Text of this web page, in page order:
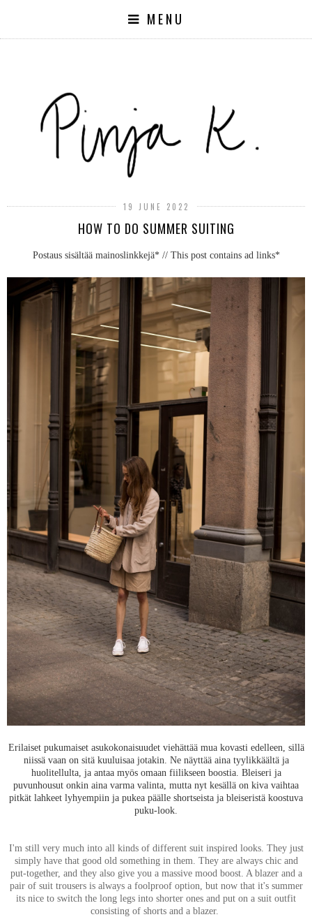
MENU
19 JUNE 2022
HOW TO DO SUMMER SUITING
Postaus sisältää mainoslinkkejä* // This post contains ad links*
Erilaiset pukumaiset asukokonaisuudet viehättää mua kovasti edelleen, sillä
niissä vaan on sitä kuuluisaa jotakin. Ne näyttää aina tyylikkäältä ja
huolitellulta, ja antaa myös omaan fiilikseen boostia. Bleiseri ja
puvunhousut onkin aina varma valinta, mutta nyt kesällä on kiva vaihtaa
pitkät lahkeet lyhyempiin ja pukea päälle shortseista ja bleiseristä koostuva
puku-look.
I'm still very much into all kinds of different suit inspired looks. They just
simply have that good old something in them. They are always chic and
put-together, and they also give you a massive mood boost. A blazer and a
pair of suit trousers is always a foolproof option, but now that it's summer
its nice to switch the long legs into shorter ones and put on a suit outfit
consisting of shorts and a blazer.